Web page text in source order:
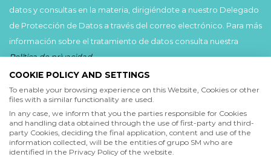
datos y consultas en la materia, dirigiéndote a nuestro Delegado
de Protección de Datos a través del correo electrónico. Para más
información sobre el tratamiento de datos consulta nuestra
Política de privacidad.
He leído y acepto lasCondiciones de uso
Política de privacidad
Acepto
COOKIE POLICY AND SETTINGS
To enable your browsing experience on this Website, Cookies or other
files with a similar functionality are used.
In any case, we inform that you the parties responsible for Cookies
and handling data obtained through the use of first-party and third-
party Cookies, deciding the final application, content and use of the
information collected, will be the entities of grupo SM who are
identified in the Privacy Policy of the website.